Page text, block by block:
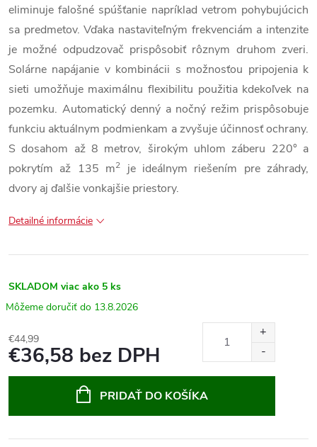
eliminuje falošné spúšťanie napríklad vetrom pohybujúcich
sa predmetov. Vďaka nastaviteľným frekvenciám a intenzite
je možné odpudzovač prispôsobiť rôznym druhom zveri.
Solárne napájanie v kombinácii s možnosťou pripojenia k
sieti umožňuje maximálnu flexibilitu použitia kdekoľvek na
pozemku. Automatický denný a nočný režim prispôsobuje
funkciu aktuálnym podmienkam a zvyšuje účinnosť ochrany.
S dosahom až 8 metrov, širokým uhlom záberu 220° a
pokrytím až 135 m2
je ideálnym riešením pre záhrady,
dvory aj ďalšie vonkajšie priestory.
Detailné informácie
SKLADOM viac ako 5 ks
13.8.2026
€44,99
€36,58 bez DPH
PRIDAŤ DO KOŠÍKA